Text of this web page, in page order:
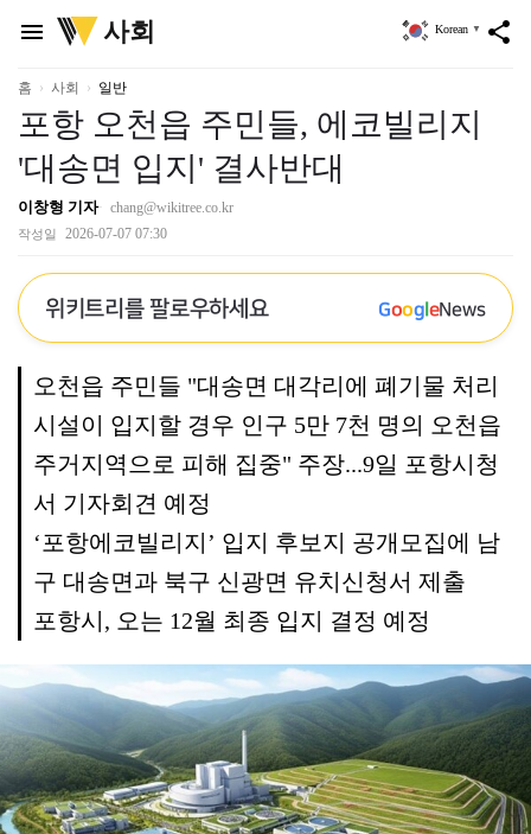
menu
위
키
리
사회 share
Korean ▼
홈 사회 일반
포항 오천읍 주민들, 에코빌리지
'대송면 입지' 결사반대
이창형 기자 chang@wikitree.co.kr
작성일 2026-07-07 07:30
위키트리를 팔로우하세요 GoogleNews
오천읍 주민들 "대송면 대각리에 폐기물 처리
시설이 입지할 경우 인구 5만 7천 명의 오천읍
주거지역으로 피해 집중" 주장...9일 포항시청
서 기자회견 예정
‘포항에코빌리지’ 입지 후보지 공개모집에 남
구 대송면과 북구 신광면 유치신청서 제출
포항시, 오는 12월 최종 입지 결정 예정